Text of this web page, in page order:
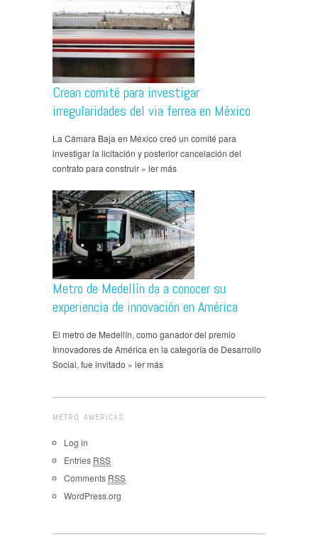
Crean comité para investigar
irregularidades del via ferrea en México
La Cámara Baja en México creó un comité para
investigar la licitación y posterior cancelación del
contrato para construir » ler más
Metro de Medellín da a conocer su
experiencia de innovación en América
El metro de Medellín, como ganador del premio
Innovadores de América en la categoría de Desarrollo
Social, fue invitado » ler más
METRO AMERICAS
Log in
Entries RSS
Comments RSS
WordPress.org